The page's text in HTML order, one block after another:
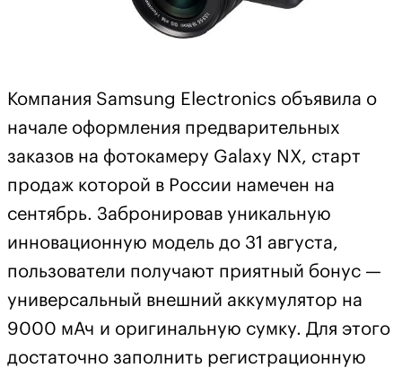
Компания Samsung Electronics объявила о
начале оформления предварительных
заказов на фотокамеру Galaxy NX, старт
продаж которой в России намечен на
сентябрь. Забронировав уникальную
инновационную модель до 31 августа,
пользователи получают приятный бонус —
универсальный внешний аккумулятор на
9000 мАч и оригинальную сумку. Для этого
достаточно заполнить регистрационную